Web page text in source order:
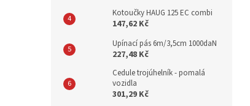
Kotoučky HAUG 125 EC combi
147,62 Kč
Upínací pás 6m/3,5cm 1000daN
227,48 Kč
Cedule trojúhelník - pomalá
vozidla
301,29 Kč